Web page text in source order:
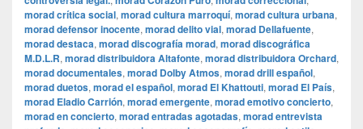
morad crítica social, morad cultura marroquí, morad cultura urbana,
morad defensor inocente, morad delito vial, morad Dellafuente,
morad destaca, morad discografía morad, morad discográfica
M.D.L.R, morad distribuidora Altafonte, morad distribuidora Orchard,
morad documentales, morad Dolby Atmos, morad drill español,
morad duetos, morad el español, morad El Khattouti, morad El País,
morad Eladio Carrión, morad emergente, morad emotivo concierto,
morad en concierto, morad entradas agotadas, morad entrevista